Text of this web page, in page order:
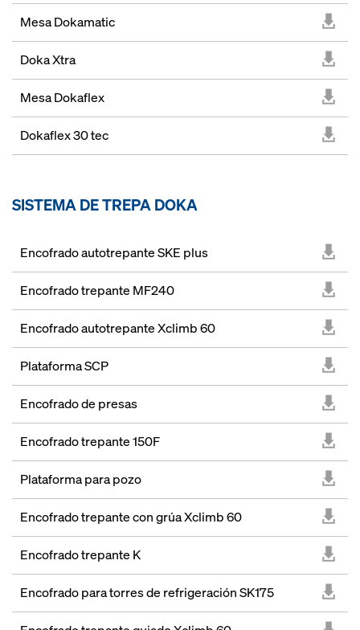
Mesa Dokamatic
Doka Xtra
Mesa Dokaflex
Dokaflex 30 tec
SISTEMA DE TREPA DOKA
Encofrado autotrepante SKE plus
Encofrado trepante MF240
Encofrado autotrepante Xclimb 60
Plataforma SCP
Encofrado de presas
Encofrado trepante 150F
Plataforma para pozo
Encofrado trepante con grúa Xclimb 60
Encofrado trepante K
Encofrado para torres de refrigeración SK175